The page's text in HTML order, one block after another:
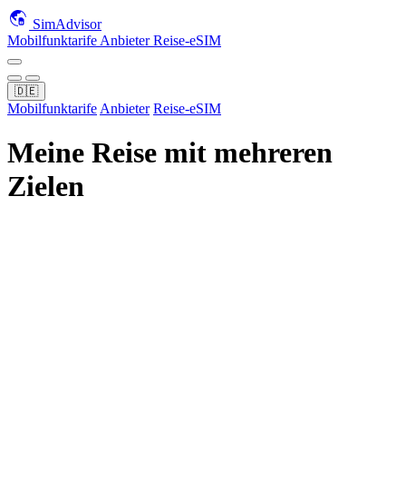
SimAdvisor
Mobilfunktarife AnbieterReise-eSIM
🇩🇪
Mobilfunktarife Anbieter Reise-eSIM
Meine Reise mit mehreren
Zielen